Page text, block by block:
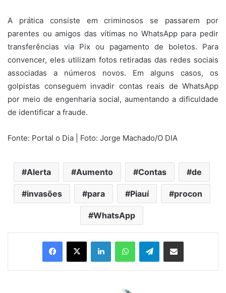
A prática consiste em criminosos se passarem por
parentes ou amigos das vítimas no WhatsApp para pedir
transferências via Pix ou pagamento de boletos. Para
convencer, eles utilizam fotos retiradas das redes sociais
associadas a números novos. Em alguns casos, os
golpistas conseguem invadir contas reais de WhatsApp
por meio de engenharia social, aumentando a dificuldade
de identificar a fraude.
Fonte: Portal o Dia | Foto: Jorge Machado/O DIA
Alerta Aumento Contas de
invasões para Piauí procon
WhatsApp
Telegram